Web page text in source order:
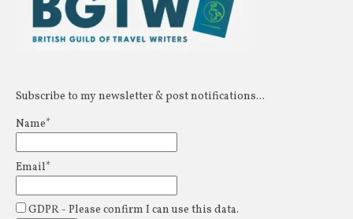
Subscribe to my newsletter & post notifications...
Name*
Email*
GDPR - Please confirm I can use this data.